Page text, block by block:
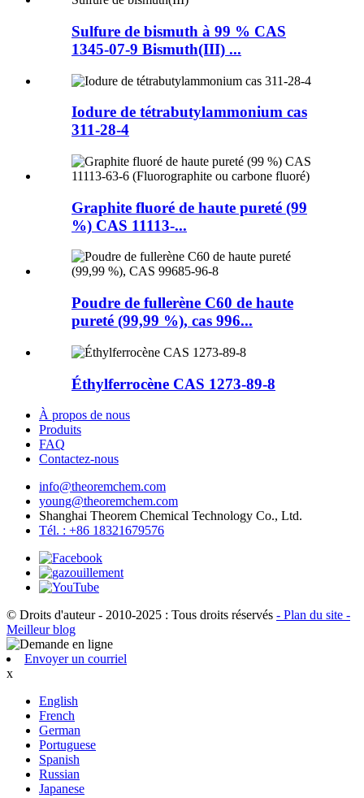
Sulfure de bismuth à 99 % CAS
1345-07-9 Bismuth(III) ...
Iodure de tétrabutylammonium cas
311-28-4
Graphite fluoré de haute pureté (99
%) CAS 11113-...
Poudre de fullerène C60 de haute
pureté (99,99 %), cas 996...
Éthylferrocène CAS 1273-89-8
À propos de nous
Produits
FAQ
Contactez-nous
info@theoremchem.com
young@theoremchem.com
Shanghai Theorem Chemical Technology Co., Ltd.
Tél. : +86 18321679576
© Droits d'auteur - 2010-2025 : Tous droits réservés - Plan du site -
Meilleur blog
Envoyer un courriel
x
English
French
German
Portuguese
Spanish
Russian
Japanese